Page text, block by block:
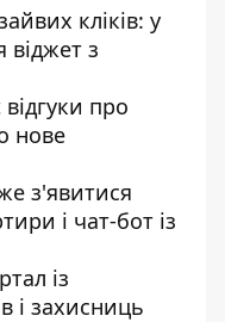
кліків: у
віджет з
про
нове
з'явитися
і чат-бот із
із
і захисниць